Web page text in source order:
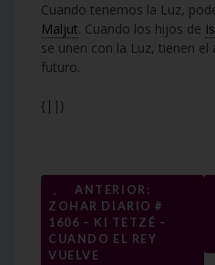
Cuando tenemos la Luz,
Maljut. Cuando los hijos de
se unen con la Luz, tienen
futuro.
{||}
Navegación
de
entradas
←
ANTERIOR:
ZOHAR DIARIO #
1606 – KI TETZÉ –
CUANDO EL REY
VUELVE